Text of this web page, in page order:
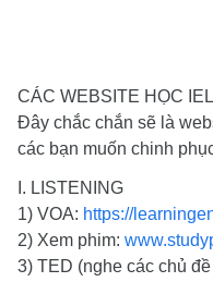
CÁC WEBSITE HỌC
Đây chắc chắn sẽ là
các bạn muốn chinh
I. LISTENING
1) VOA: https://
2) Xem phim:
3) TED (nghe các chủ